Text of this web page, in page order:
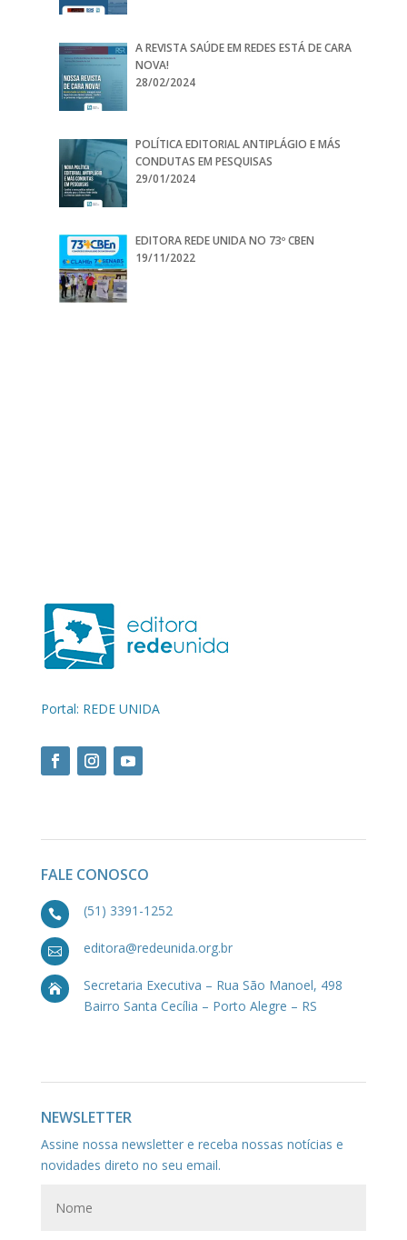
A REVISTA SAÚDE EM REDES ESTÁ DE CARA
NOVA!
28/02/2024
POLÍTICA EDITORIAL ANTIPLÁGIO E MÁS
CONDUTAS EM PESQUISAS
29/01/2024
EDITORA REDE UNIDA NO 73º CBEN
19/11/2022
Portal: REDE UNIDA
FALE CONOSCO
 (51) 3391-1252
 editora@redeunida.org.br

Secretaria Executiva – Rua São Manoel, 498
Bairro Santa Cecília – Porto Alegre – RS
NEWSLETTER
Assine nossa newsletter e receba nossas notícias e
novidades direto no seu email.